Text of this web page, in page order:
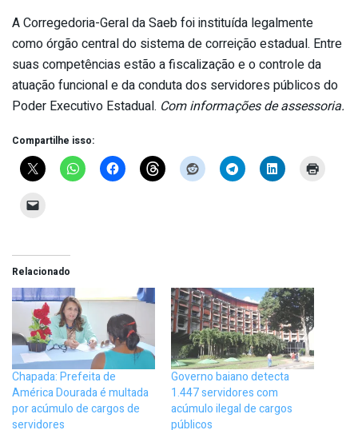
A Corregedoria-Geral da Saeb foi instituída legalmente
como órgão central do sistema de correição estadual. Entre
suas competências estão a fiscalização e o controle da
atuação funcional e da conduta dos servidores públicos do
Poder Executivo Estadual. Com informações de assessoria.
Compartilhe isso:
Relacionado
Chapada: Prefeita de
América Dourada é multada
por acúmulo de cargos de
servidores
Governo baiano detecta
1.447 servidores com
acúmulo ilegal de cargos
públicos